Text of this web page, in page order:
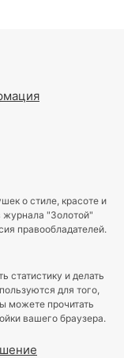
о стиле, красоте и
журнала "Золотой"
правообладателей.
статистику и делать
для того,
можете прочитать
вашего браузера.